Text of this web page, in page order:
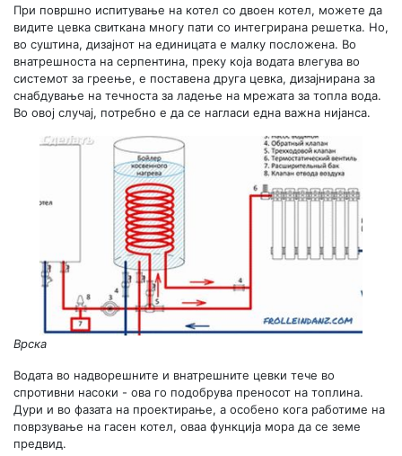
При површно испитување на котел со двоен котел, можете да
видите цевка свиткана многу пати со интегрирана решетка. Но,
во суштина, дизајнот на единицата е малку посложена. Во
внатрешноста на серпентина, преку која водата влегува во
системот за греење, е поставена друга цевка, дизајнирана за
снабдување на течноста за ладење на мрежата за топла вода.
Во овој случај, потребно е да се нагласи една важна нијанса.
Врска
Водата во надворешните и внатрешните цевки тече во
спротивни насоки - ова го подобрува преносот на топлина.
Дури и во фазата на проектирање, а особено кога работиме на
поврзување на гасен котел, оваа функција мора да се земе
предвид.